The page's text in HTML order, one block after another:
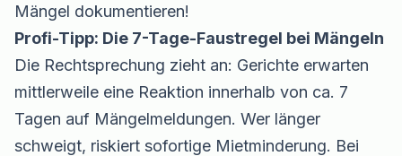
Mängel dokumentieren!
Profi-Tipp: Die 7-Tage-Faustregel bei Mängeln
Die Rechtsprechung zieht an: Gerichte erwarten
mittlerweile eine Reaktion innerhalb von ca. 7
Tagen auf Mängelmeldungen. Wer länger
schweigt, riskiert sofortige Mietminderung. Bei